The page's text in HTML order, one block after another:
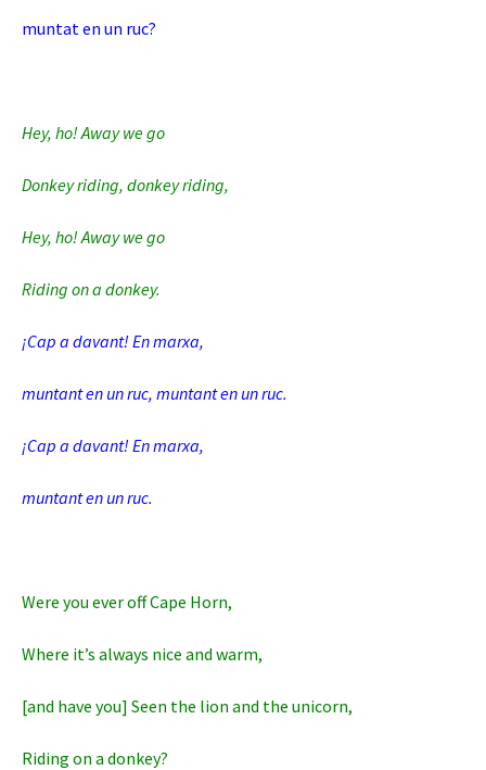
muntat en un ruc?
Hey, ho! Away we go
Donkey riding, donkey riding,
Hey, ho! Away we go
Riding on a donkey.
¡Cap a davant! En marxa,
muntant en un ruc, muntant en un ruc.
¡Cap a davant! En marxa,
muntant en un ruc.
Were you ever off Cape Horn,
Where it’s always nice and warm,
[and have you] Seen the lion and the unicorn,
Riding on a donkey?